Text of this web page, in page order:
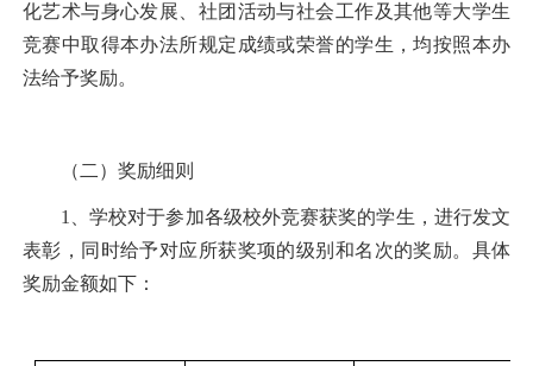
化艺术与身心发展、社团活动与社会工作及其他等大学生
竞赛中取得本办法所规定成绩或荣誉的学生，均按照本办
法给予奖励。
（二）奖励细则
1
、学校对于参加各级校外竞赛获奖的学生，进行发文
表彰，同时给予对应所获奖项的级别和名次的奖励。具体
奖励金额如下：